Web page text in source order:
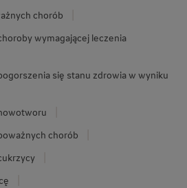
chorób
wymagającej leczenia
się stanu zdrowia w wyniku
chorób